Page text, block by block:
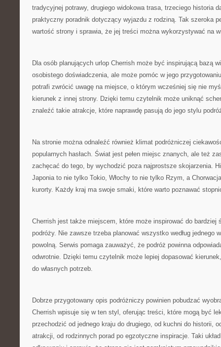
tradycyjnej potrawy, drugiego widokowa trasa, trzeciego historia
praktyczny poradnik dotyczący wyjazdu z rodziną. Tak szeroka
wartość strony i sprawia, że jej treści można wykorzystywać na
Dla osób planujących urlop Cherrish może być inspirującą bazą
osobistego doświadczenia, ale może pomóc w jego
potrafi zwrócić uwagę na miejsce, o którym wcześniej się nie
kierunek z innej strony. Dzięki temu czytelnik może uniknąć
znaleźć takie atrakcje, które naprawdę pasują do jego stylu
Na stronie można odnaleźć również klimat podróżniczej
popularnych hasłach. Świat jest pełen miejsc znanych, ale też
zachęcać do tego, by wychodzić poza najprostsze skojarzenia.
Japonia to nie tylko Tokio, Włochy to nie tylko Rzym, a
kurorty. Każdy kraj ma swoje smaki, które warto poznawać
Cherrish jest także miejscem, które może inspirować do bardziej
podróży. Nie zawsze trzeba planować wszystko według jednego
powolną. Serwis pomaga zauważyć, że podróż powinna
odwrotnie. Dzięki temu czytelnik może lepiej dopasować
do własnych potrzeb.
Dobrze przygotowany opis podróżniczy powinien pobudzać
Cherrish wpisuje się w ten styl, oferując treści, które mogą być
przechodzić od jednego kraju do drugiego, od kuchni do historii,
atrakcji, od rodzinnych porad po egzotyczne inspiracje. Taki